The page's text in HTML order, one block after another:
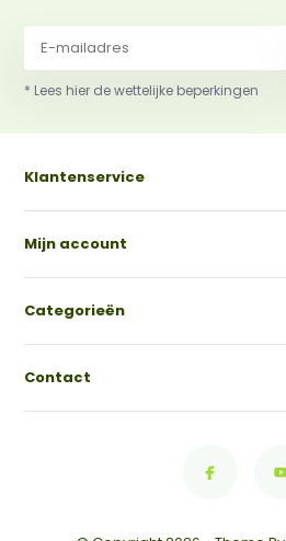
* Lees hier de wettelijke beperkingen
Klantenservice
Mijn account
Categorieën
Contact